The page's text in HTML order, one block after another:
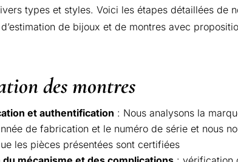
types et styles. Voici les étapes détaillées de
de bijoux et de montres avec
des montres
et authentification : Nous analysons la
de fabrication et le numéro de série et nous
les pièces présentées sont certifiées